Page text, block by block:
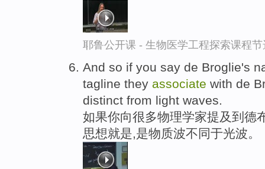
耶鲁公开课 - 生物医学工程探索课程节
And so if you say de Broglie's
tagline they associate with de
distinct from light waves.
如果你向很多物理学家提及到德
思想就是,是物质波不同于光波。